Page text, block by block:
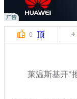
0 顶
莱温斯基开"推